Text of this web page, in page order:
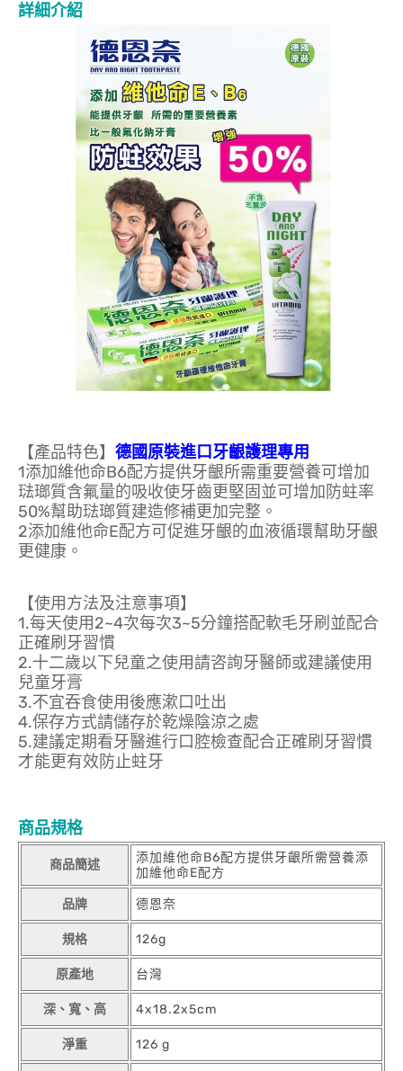
詳細介紹
【產品特色】 德國原裝進口牙齦護理專用
1添加維他命B6配方提供牙齦所需重要營養可增加
琺瑯質含氟量的吸收使牙齒更堅固並可增加防蛀率
50%幫助琺瑯質建造修補更加完整。
2添加維他命E配方可促進牙齦的血液循環幫助牙齦
更健康。
【使用方法及注意事項】
1.每天使用2~4次每次3~5分鐘搭配軟毛牙刷並配合
正確刷牙習慣
2.十二歲以下兒童之使用請咨詢牙醫師或建議使用
兒童牙膏
3.不宜吞食使用後應漱口吐出
4.保存方式請儲存於乾燥陰涼之處
5.建議定期看牙醫進行口腔檢查配合正確刷牙習慣
才能更有效防止蛀牙
商品規格
商品簡述
添加維他命B6配方提供牙齦所需營養添
加維他命E配方
品牌 德恩奈
規格 126g
原產地 台灣
深、寬、高 4x18.2x5cm
淨重 126 g